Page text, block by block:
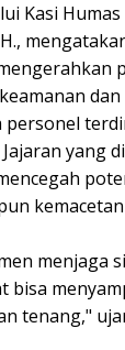
Kasi
personel
yang
menjaga
bisa
tenang,"